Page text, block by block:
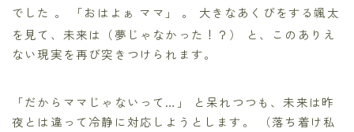
でした 。 「おはよぁ ママ」 。 大きなあくびをする颯太
を見て、未来は（夢じゃなかった！？）
と、このありえ
ない現実を再び突きつけられます。
「だからママじゃないって…」
と呆れつつも、未来は昨
夜とは違って冷静に対応しようとします。 （落ち着け私